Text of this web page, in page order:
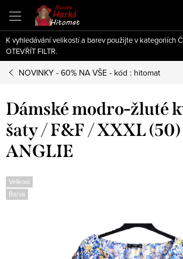
obsah
K vyhledávání velikostí a barev použijte v kategoriích
OTEVŘÍT FILTR.
NOVINKY - 60% NA VŠE - kód : hitomat
Dámské modro-žluté
šaty / F&F / XXXL
ANGLIE
Velikost
Barva